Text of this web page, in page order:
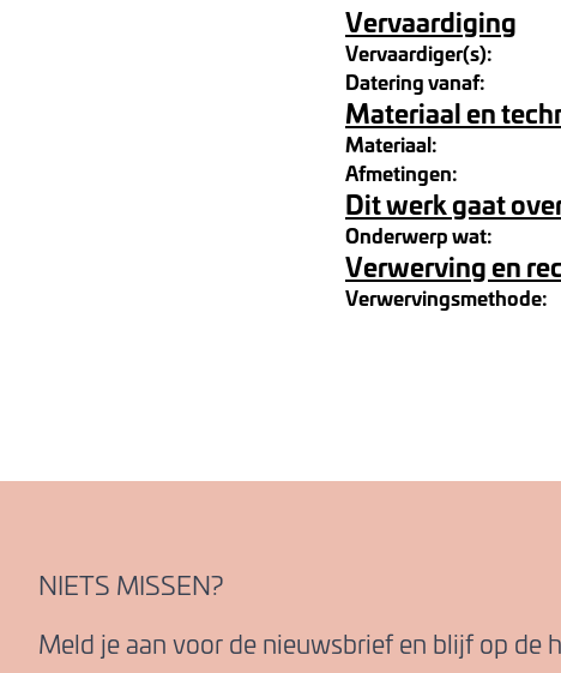
Vervaardiging
Vervaardiger(s):
Datering vanaf:
Materiaal en
Materiaal:
Afmetingen:
Dit werk gaat
Onderwerp wat:
Verwerving en
Verwervingsmethode:
NIETS MISSEN?
Meld je aan voor de nieuwsbrief en blijf op de